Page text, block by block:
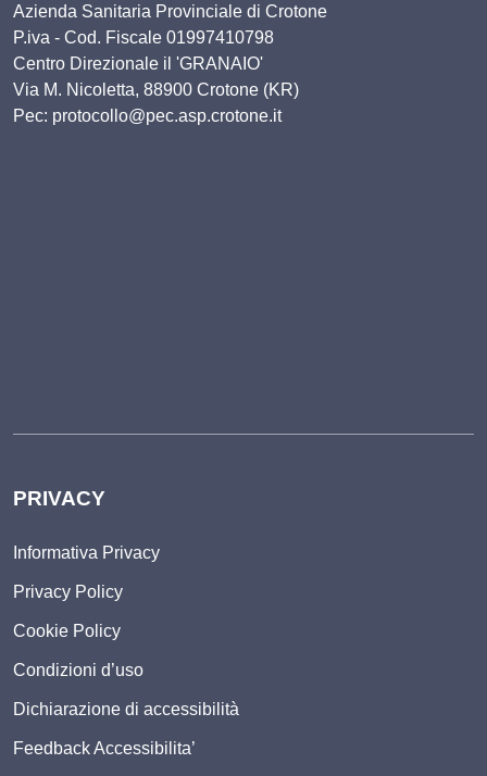
Azienda Sanitaria Provinciale di Crotone
P.iva - Cod. Fiscale 01997410798
Centro Direzionale il 'GRANAIO'
Via M. Nicoletta, 88900 Crotone (KR)
Pec: protocollo@pec.asp.crotone.it
PRIVACY
Informativa Privacy
Privacy Policy
Cookie Policy
Condizioni d’uso
Dichiarazione di accessibilità
Feedback Accessibilita’